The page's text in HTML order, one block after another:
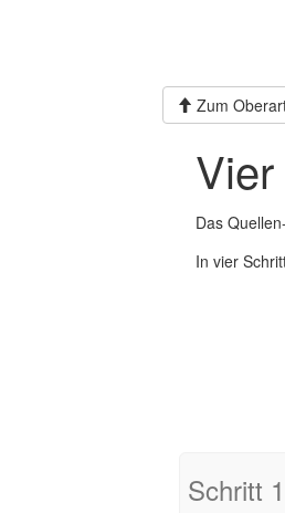
Zum
Das
In vier
Schritt